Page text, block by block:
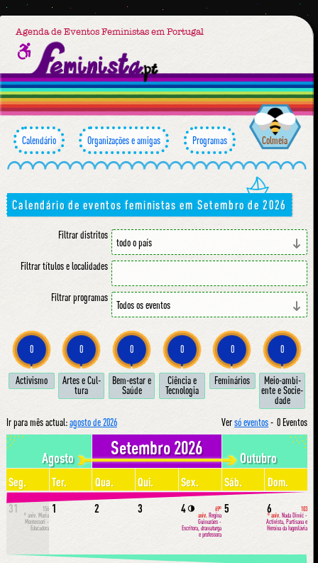
Agenda de Eventos Feministas em Portugal
Calendário Organizações e amigas Programas Colmeia
Calendário de eventos feministas em Setembro de 2026
Filtrar distritos
Filtrar títulos e localidades
Filtrar programas
0
Ac­ti­vis­mo
0
Ar­tes e Cul­
tu­ra
0
Bem-estar e
Sa­ú­de
0
Ci­ên­cia e
Tec­no­lo­gia
0
Fe­mi­ná­ri­os
0
Meio-am­bi­
en­te e So­ci­e­
da­de
Ir para mês actual:agosto de 2026 Versó eventos- 0 Eventos
Agosto Setembro 2026 Outubro
Seg. Ter. Qua. Qui. Sex. Sáb.
Dom.
31
156
º aniv.Maria
Montessori -
Educadora
1 2 3 4🌗
69º
aniv.Regina
Guimarães -
Escritora, dramaturga
e professora
5 6
103
º aniv. Nada Dimić -
Activista, Partisana e
Heroína da Iugoslávia